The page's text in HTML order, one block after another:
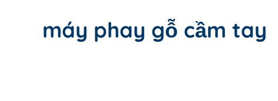
máy phay gỗ cầm tay